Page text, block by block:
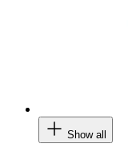
Show all